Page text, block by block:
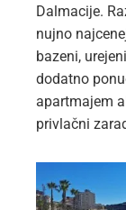
Dalmacije.
nujno
bazeni,
dodatno
apartmajem
privlačni